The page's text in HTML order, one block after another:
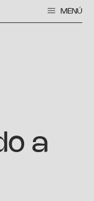
MENÚ
a